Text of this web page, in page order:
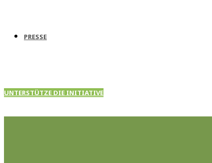
PRESSE
UNTERSTÜTZE DIE INITIATIVE